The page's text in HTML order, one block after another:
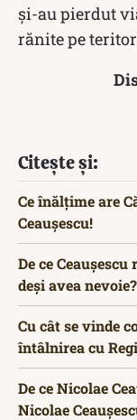
şi-au pierdut
rănite pe
Citește și:
Ce înălțime are
Ceaușescu!
De ce
deși avea nevoie?
Cu cât se vinde
întâlnirea cu
De ce Nicolae
Nicolae